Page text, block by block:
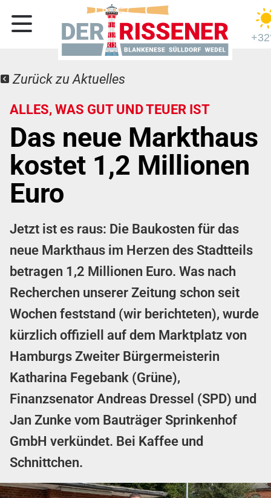
Zurück zu Aktuelles
ALLES, WAS GUT UND TEUER IST
Das neue Markthaus
kostet 1,2 Millionen
Euro
Jetzt ist es raus: Die Baukosten für das
neue Markthaus im Herzen des Stadtteils
betragen 1,2 Millionen Euro. Was nach
Recherchen unserer Zeitung schon seit
Wochen feststand (wir berichteten), wurde
kürzlich offiziell auf dem Marktplatz von
Hamburgs Zweiter Bürgermeisterin
Katharina Fegebank (Grüne),
Finanzsenator Andreas Dressel (SPD) und
Jan Zunke vom Bauträger Sprinkenhof
GmbH verkündet. Bei Kaffee und
Schnittchen.